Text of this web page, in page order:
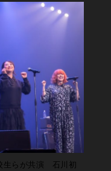
生らが共演 石川初